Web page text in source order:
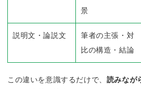
景
説明文・論説文
筆者の主張・対
比の構造・結論
この違いを意識するだけで、 読みなが